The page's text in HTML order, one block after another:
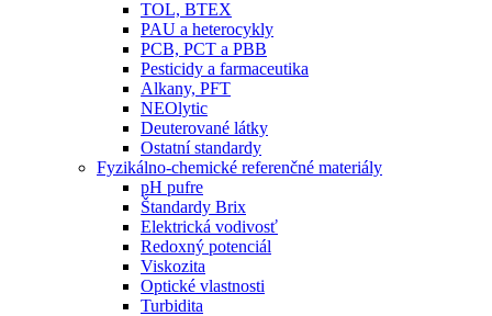
TOL, BTEX
PAU a heterocykly
PCB, PCT a PBB
Pesticidy a farmaceutika
Alkany, PFT
NEOlytic
Deuterované látky
Ostatní standardy
Fyzikálno-chemické referenčné materiály
pH pufre
Štandardy Brix
Elektrická vodivosť
Redoxný potenciál
Viskozita
Optické vlastnosti
Turbidita